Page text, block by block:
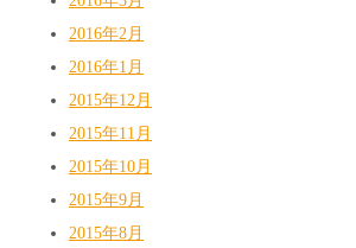
2016年2月
2016年1月
2015年12月
2015年11月
2015年10月
2015年9月
2015年8月